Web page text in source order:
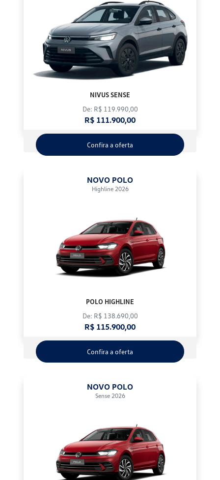
NIVUS SENSE
De: R$ 119.990,00
R$ 111.900,00
Confira a oferta
NOVO POLO
Highline 2026
POLO HIGHLINE
De: R$ 138.690,00
R$ 115.900,00
Confira a oferta
NOVO POLO
Sense 2026